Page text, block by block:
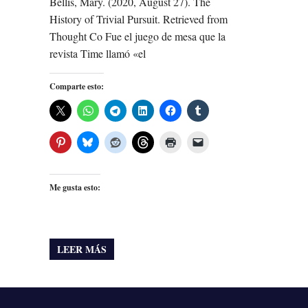
History of Trivial Pursuit. Retrieved from
Thought Co Fue el juego de mesa que la
revista Time llamó «el
Comparte esto:
Me gusta esto:
LEER MÁS